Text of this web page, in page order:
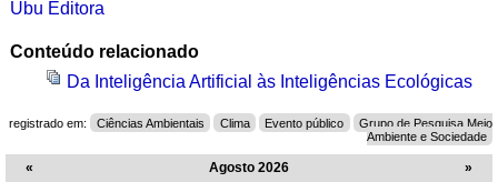
Ubu Editora
Conteúdo relacionado
Da Inteligência Artificial às Inteligências Ecológicas
registrado em: Ciências Ambientais Clima Evento público
Grupo de Pesquisa Meio
Ambiente e Sociedade
« Agosto 2026 »